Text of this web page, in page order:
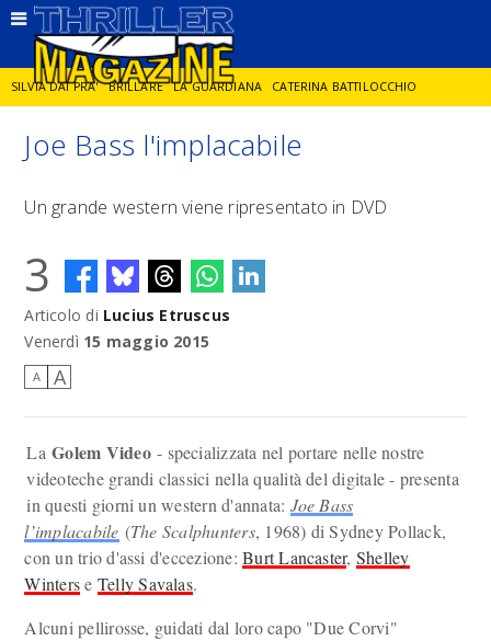
SILVIA DAI PRA' BRILLARE LA GUARDIANA CATERINA BATTILOCCHIO
JORGE DIAZ LA SPIA DELITTO IN CORNICE GIANCARLO DE CATALDO
Joe Bass l'implacabile
Un grande western viene ripresentato in DVD
3
Articolo di Lucius Etruscus
Venerdì 15 maggio 2015
A A
LaGolem Video- specializzata nel portare nelle nostre
videoteche grandi classici nella qualità del digitale - presenta
in questi giorni un western d'annata: Joe Bass
l’implacabile (The Scalphunters, 1968) di Sydney Pollack,
con un trio d'assi d'eccezione:Burt Lancaster, Shelley
Winterse Telly Savalas.
Alcuni pellirosse, guidati dal loro capo "Due Corvi"